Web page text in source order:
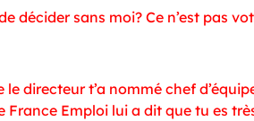
décider sans moi? Ce n’est pas
le directeur t’a nommé chef
France Emploi lui a dit que tu es